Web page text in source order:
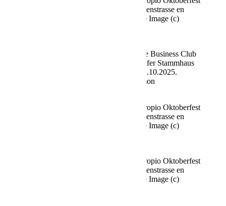
en el Käfer Stammhaus en Prinzregentenstrasse en
Múnich el 02.10.2025 Agencia People Image (c)
Axel Kahn, Andreas Belzek Fine Time Business Club
celebra su propio Oktoberfest en el Käfer Stammhaus
en Prinzregentenstrasse, Múnich, el 02.10.2025.
Agency People Image (c) Viviane Simon
Fine Time Business Club celebra su propio Oktoberfest
en el Käfer Stammhaus en Prinzregentenstrasse en
Múnich el 02.10.2025 Agencia People Image (c)
Fine Time Business Club celebra su propio Oktoberfest
en el Käfer Stammhaus en Prinzregentenstrasse en
Múnich el 02.10.2025 Agencia People Image (c)